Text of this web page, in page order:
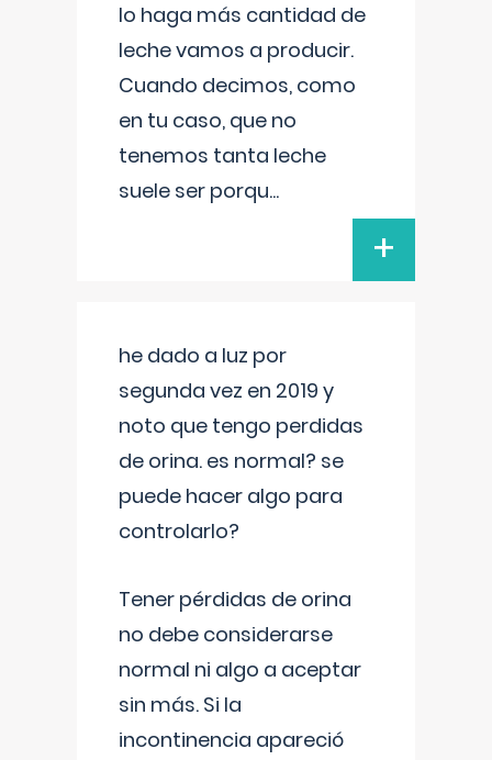
lo haga más cantidad de
leche vamos a producir.
Cuando decimos, como
en tu caso, que no
tenemos tanta leche
suele ser porqu...
+
he dado a luz por
segunda vez en 2019 y
noto que tengo perdidas
de orina. es normal? se
puede hacer algo para
controlarlo?
Tener pérdidas de orina
no debe considerarse
normal ni algo a aceptar
sin más. Si la
incontinencia apareció